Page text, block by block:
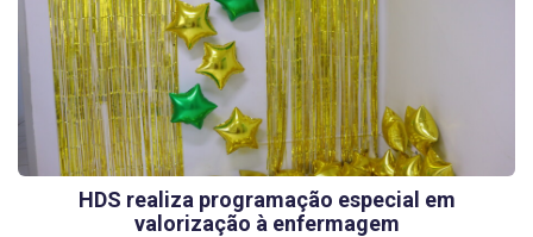
HDS realiza programação especial em
valorização à enfermagem